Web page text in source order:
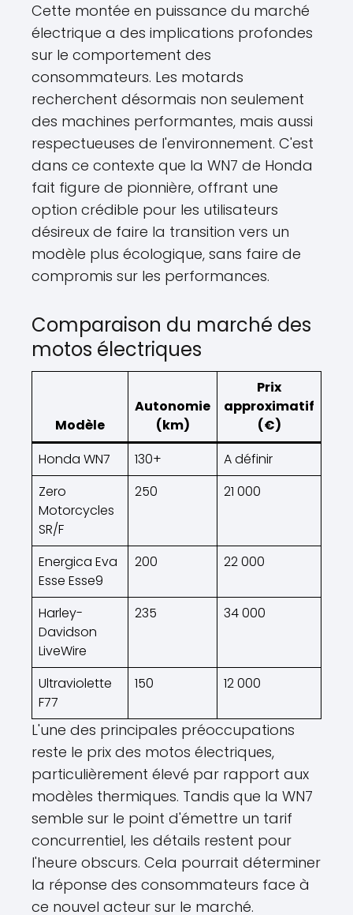
Cette montée en puissance du marché
électrique a des implications profondes
sur le comportement des
consommateurs. Les motards
recherchent désormais non seulement
des machines performantes, mais aussi
respectueuses de l'environnement. C'est
dans ce contexte que la WN7 de Honda
fait figure de pionnière, offrant une
option crédible pour les utilisateurs
désireux de faire la transition vers un
modèle plus écologique, sans faire de
compromis sur les performances.
Comparaison du marché des
motos électriques
Modèle
Autonomie
(km)
Prix
approximatif
(€)
Honda WN7
130+
A définir
Zero
Motorcycles
SR/F
250 21 000
Energica Eva
Esse Esse9
200 22 000
Harley-
Davidson
LiveWire
235 34 000
Ultraviolette
F77
150 12 000
L'une des principales préoccupations
reste le prix des motos électriques,
particulièrement élevé par rapport aux
modèles thermiques. Tandis que la WN7
semble sur le point d'émettre un tarif
concurrentiel, les détails restent pour
l'heure obscurs. Cela pourrait déterminer
la réponse des consommateurs face à
ce nouvel acteur sur le marché.